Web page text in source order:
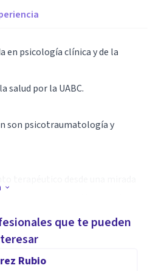
en psicología clínica y de la
salud por la UABC.
son psicotraumatología y
también toma en cuenta su
que te pueden
Rubio